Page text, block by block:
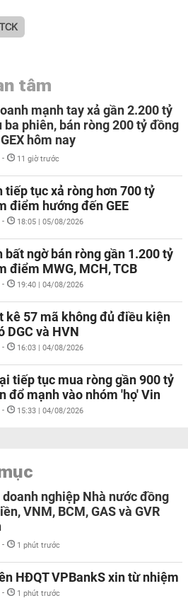
tâm
mạnh tay xả gần 2.200 tỷ
ba phiên, bán ròng 200 tỷ đồng
hôm nay
- 11 giờ trước
tiếp tục xả ròng hơn 700 tỷ
điểm hướng đến GEE
- 18:05 | 05/08/2026
bất ngờ bán ròng gần 1.200 tỷ
điểm MWG, MCH, TCB
- 19:40 | 04/08/2026
kê 57 mã không đủ điều kiện
DGC và HVN
- 16:03 | 04/08/2026
tiếp tục mua ròng gần 900 tỷ
đổ mạnh vào nhóm 'họ' Vin
- 15:33 | 04/08/2026
doanh nghiệp Nhà nước đồng
VNM, BCM, GAS và GVR
- 1 phút trước
HĐQT VPBankS xin từ nhiệm
- 1 phút trước